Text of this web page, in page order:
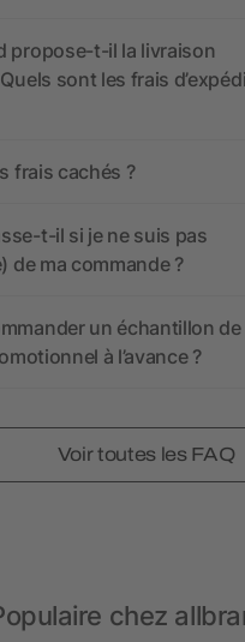
propose-t-il la livraison
sont les frais
frais cachés ?
t-il si je ne suis pas
de ma commande ?
un échantillon de
à l’avance ?
Voir toutes les FAQ
chez